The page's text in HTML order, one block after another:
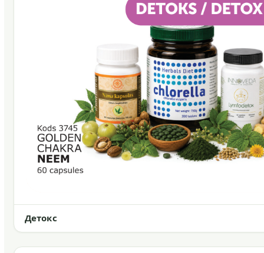
Детокс